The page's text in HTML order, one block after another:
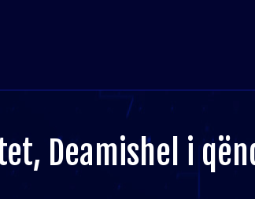
Deamishel i